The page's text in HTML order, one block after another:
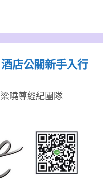
店公關新手入行
梁曉尊經紀團隊